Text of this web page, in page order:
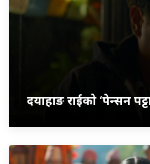
दयाहाङ राईको ‘पेन्सन